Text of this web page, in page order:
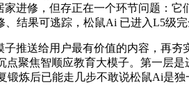
进修，但存正在一个环节问题：
结果可逃踪，松鼠Ai 已进入L5级完
推送给用户最有价值的内容，再夯
聚焦智顺应教育大模子。第一层是
炼后已能走几步不敢说松鼠Ai是